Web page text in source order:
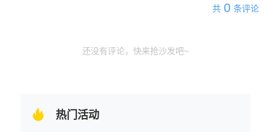
共 0 条评论
还没有评论，快来抢沙发吧~
热门活动